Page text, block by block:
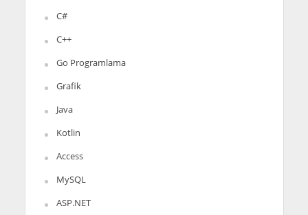
C#
C++
Go Programlama
Grafik
Java
Kotlin
Access
MySQL
ASP.NET